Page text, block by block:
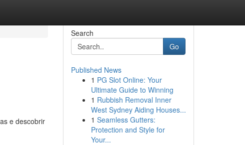
e descobrir
Search
Go
Published News
1 PG Slot Online: Your
Ultimate Guide to Winning
1 Rubbish Removal Inner
West Sydney Aiding Houses...
1 Seamless Gutters:
Protection and Style for
Your...